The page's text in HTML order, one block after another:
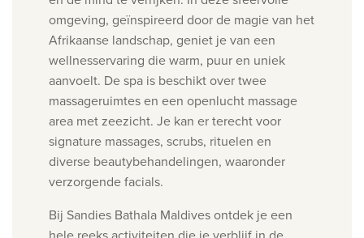
omgeving, geïnspireerd door de magie van het
Afrikaanse landschap, geniet je van een
wellnesservaring die warm, puur en uniek
aanvoelt. De spa is beschikt over twee
massageruimtes en een openlucht massage
area met zeezicht. Je kan er terecht voor
signature massages, scrubs, rituelen en
diverse beautybehandelingen, waaronder
verzorgende facials.
Bij Sandies Bathala Maldives ontdek je een